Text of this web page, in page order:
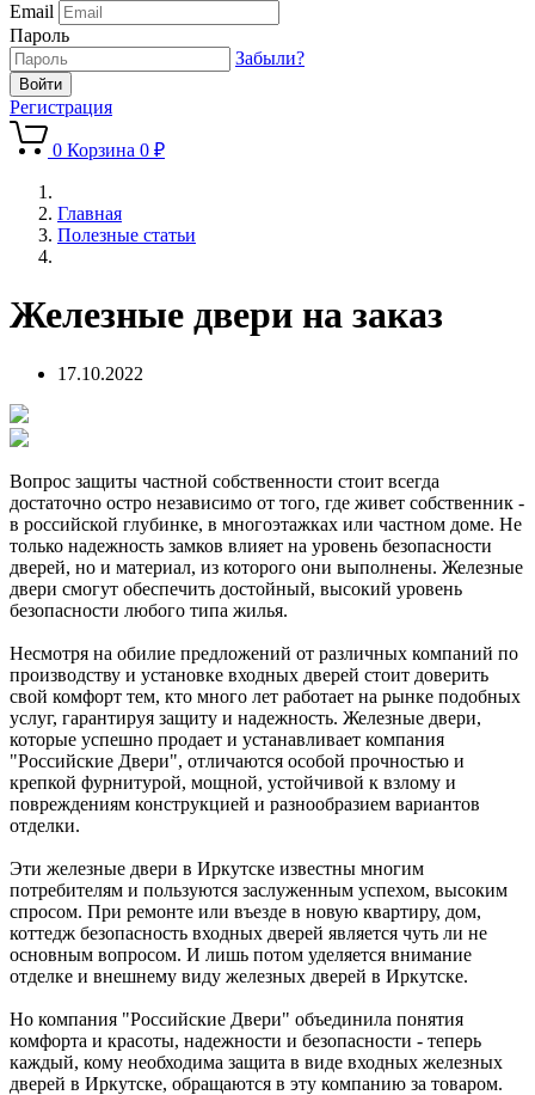
Email
Пароль
Забыли?
Регистрация
0 Корзина 0 ₽
Главная
Полезные статьи
Железные двери на заказ
17.10.2022
Вопрос защиты частной собственности стоит всегда
достаточно остро независимо от того, где живет собственник -
в российской глубинке, в многоэтажках или частном доме. Не
только надежность замков влияет на уровень безопасности
дверей, но и материал, из которого они выполнены. Железные
двери смогут обеспечить достойный, высокий уровень
безопасности любого типа жилья.
Несмотря на обилие предложений от различных компаний по
производству и установке входных дверей стоит доверить
свой комфорт тем, кто много лет работает на рынке подобных
услуг, гарантируя защиту и надежность. Железные двери,
которые успешно продает и устанавливает компания
"Российские Двери", отличаются особой прочностью и
крепкой фурнитурой, мощной, устойчивой к взлому и
повреждениям конструкцией и разнообразием вариантов
отделки.
Эти железные двери в Иркутске известны многим
потребителям и пользуются заслуженным успехом, высоким
спросом. При ремонте или въезде в новую квартиру, дом,
коттедж безопасность входных дверей является чуть ли не
основным вопросом. И лишь потом уделяется внимание
отделке и внешнему виду железных дверей в Иркутске.
Но компания "Российские Двери" объединила понятия
комфорта и красоты, надежности и безопасности - теперь
каждый, кому необходима защита в виде входных железных
дверей в Иркутске, обращаются в эту компанию за товаром.